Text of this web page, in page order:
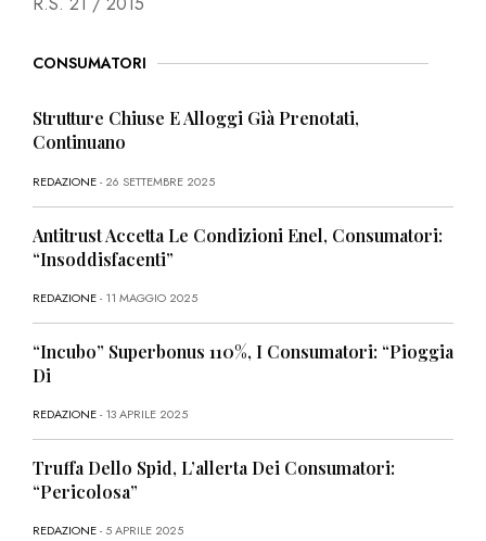
CONSUMATORI
Strutture Chiuse E Alloggi Già Prenotati,
Continuano
REDAZIONE- 26 SETTEMBRE 2025
Antitrust Accetta Le Condizioni Enel, Consumatori:
“Insoddisfacenti”
REDAZIONE- 11 MAGGIO 2025
“Incubo” Superbonus 110%, I Consumatori: “Pioggia
Di
REDAZIONE- 13 APRILE 2025
Truffa Dello Spid, L’allerta Dei Consumatori:
“Pericolosa”
REDAZIONE- 5 APRILE 2025